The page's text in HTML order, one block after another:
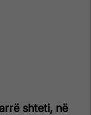
shteti, në